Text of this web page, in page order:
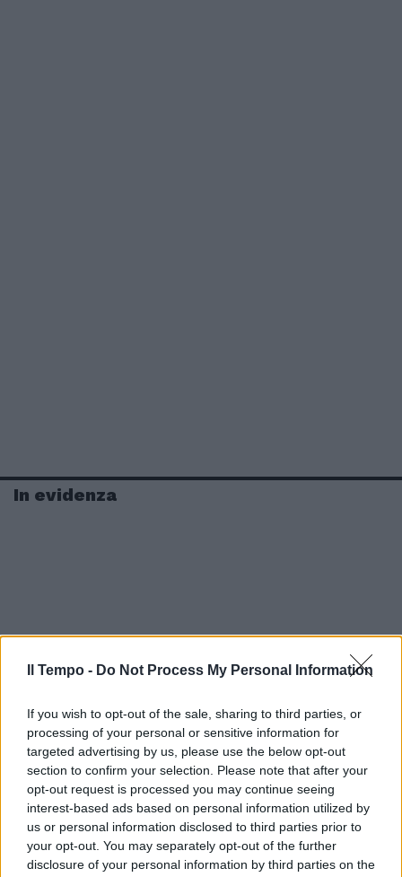
Il Tempo - Do Not Process My Personal Information
If you wish to opt-out of the sale, sharing to third parties, or
processing of your personal or sensitive information for
targeted advertising by us, please use the below opt-out
section to confirm your selection. Please note that after your
opt-out request is processed you may continue seeing
interest-based ads based on personal information utilized by
us or personal information disclosed to third parties prior to
your opt-out. You may separately opt-out of the further
disclosure of your personal information by third parties on the
In evidenza